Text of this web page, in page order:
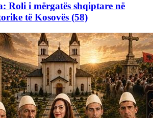
Roli i mërgatës shqiptare në
të Kosovës (58)